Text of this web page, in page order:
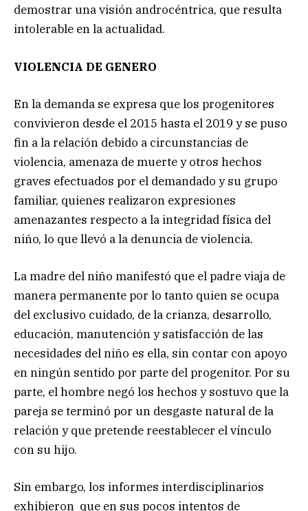
demostrar una visión androcéntrica, que resulta
intolerable en la actualidad.
VIOLENCIA DE GENERO
En la demanda se expresa que los progenitores
convivieron desde el 2015 hasta el 2019 y se puso
fin a la relación debido a circunstancias de
violencia, amenaza de muerte y otros hechos
graves efectuados por el demandado y su grupo
familiar, quienes realizaron expresiones
amenazantes respecto a la integridad física del
niño, lo que llevó a la denuncia de violencia.
La madre del niño manifestó que el padre viaja de
manera permanente por lo tanto quien se ocupa
del exclusivo cuidado, de la crianza, desarrollo,
educación, manutención y satisfacción de las
necesidades del niño es ella, sin contar con apoyo
en ningún sentido por parte del progenitor. Por su
parte, el hombre negó los hechos y sostuvo que la
pareja se terminó por un desgaste natural de la
relación y que pretende reestablecer el vínculo
con su hijo.
Sin embargo, los informes interdisciplinarios
exhibieron que en sus pocos intentos de